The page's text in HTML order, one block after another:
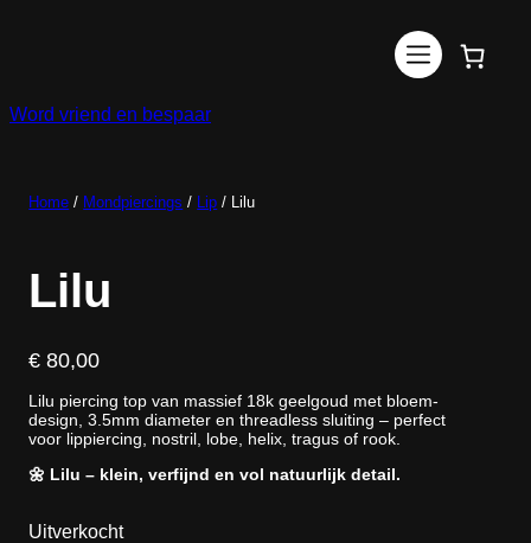
Word vriend en bespaar
Home / Mondpiercings / Lip / Lilu
Lilu
€ 80,00
Lilu piercing top van massief 18k geelgoud met bloem-
design, 3.5mm diameter en threadless sluiting – perfect
voor lippiercing, nostril, lobe, helix, tragus of rook.
🌼 Lilu – klein, verfijnd en vol natuurlijk detail.
Uitverkocht